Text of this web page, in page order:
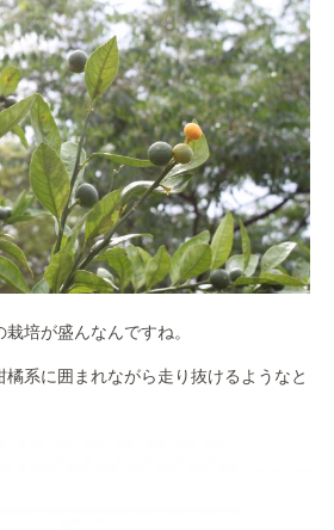
培が盛んなんですね。
系に囲まれながら走り抜けるようなと